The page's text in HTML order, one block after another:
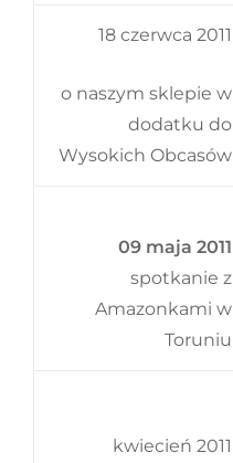
18 czerwca 2011
o naszym sklepie w
dodatku do
Wysokich Obcasów
09 maja 2011
spotkanie z
Amazonkami w
Toruniu
kwiecień 2011